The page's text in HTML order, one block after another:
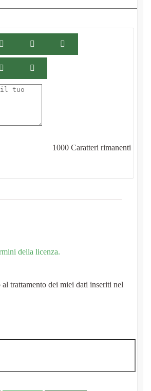
1000 Caratteri rimanenti
della licenza.
al trattamento dei miei dati inseriti nel